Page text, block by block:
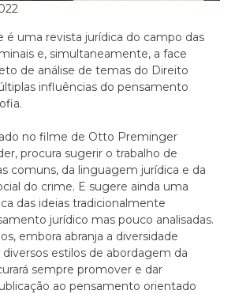
é uma revista jurídica do campo das
e, simultaneamente, a face
de análise de temas do Direito
influências do pensamento
no filme de Otto Preminger
procura sugerir o trabalho de
comuns, da linguagem jurídica e da
do crime. E sugere ainda uma
das ideias tradicionalmente
jurídico mas pouco analisadas.
embora abranja a diversidade
estilos de abordagem da
sempre promover e dar
ao pensamento orientado